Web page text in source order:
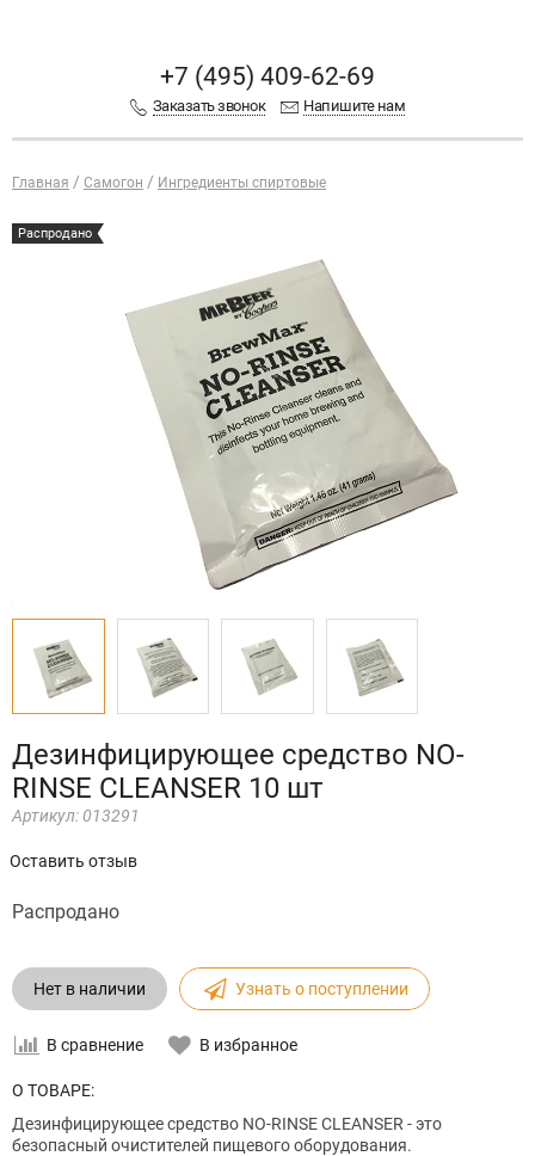
+7 (495) 409-62-69
Заказать звонок Напишите нам
Главная Самогон Ингредиенты спиртовые
Распродано
Дезинфицирующее средство NO-
RINSE CLEANSER 10 шт
Артикул: 013291
Оставить отзыв
Распродано
Нет в наличии Узнать о поступлении
В сравнение В избранное
О ТОВАРЕ:
Дезинфицирующее средство NO-RINSE CLEANSER - это
безопасный очистителей пищевого оборудования.